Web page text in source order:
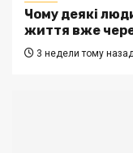
Чому деякі
життя вже
3 недели тому